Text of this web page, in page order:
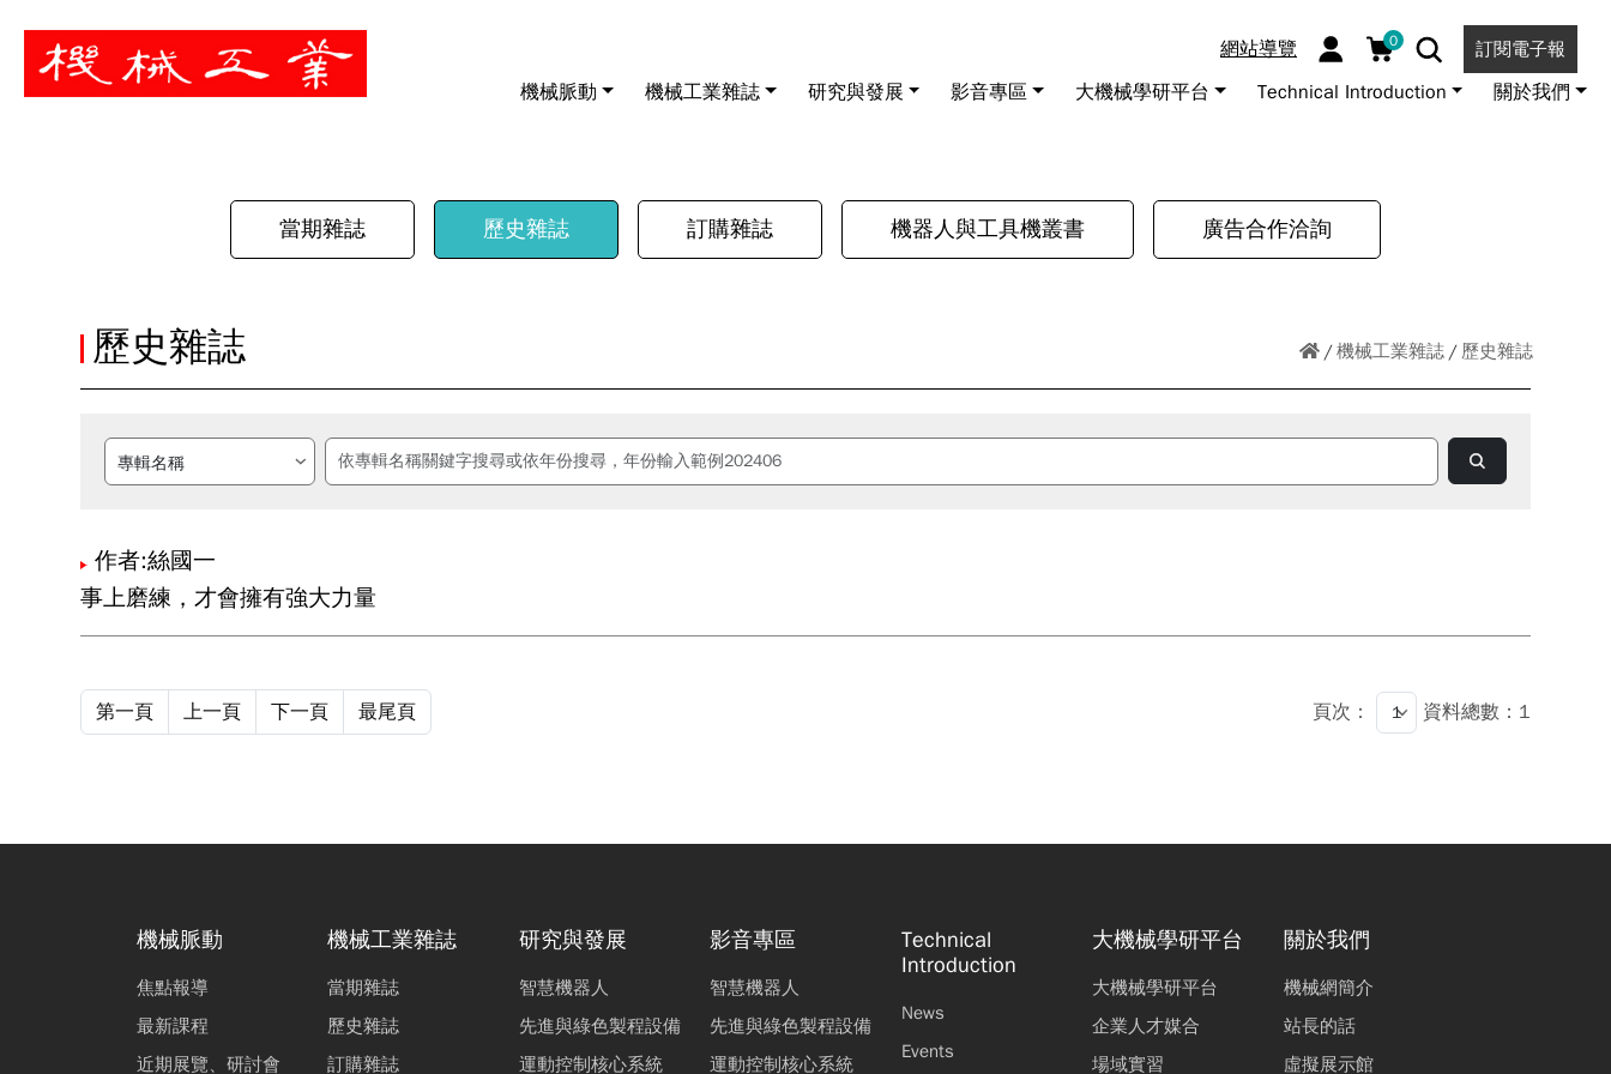
網站導覽 0 訂閱電子報
機械脈動 機械工業雜誌 研究與發展 影音專區 大機械學研平台 Technical Introduction 關於我們
暫停
當期雜誌 歷史雜誌 訂購雜誌 機器人與工具機叢書 廣告合作洽詢
機械工業雜誌 歷史雜誌
歷史雜誌
作者:絲國一
事上磨練，才會擁有強大力量
第一頁 上一頁 下一頁 最尾頁 頁次： 資料總數：1
機械脈動
焦點報導
最新課程
近期展覽、研討會
機械工業雜誌
當期雜誌
歷史雜誌
訂購雜誌
研究與發展
智慧機器人
先進與綠色製程設備
運動控制核心系統
影音專區
智慧機器人
先進與綠色製程設備
運動控制核心系統
Technical
Introduction
News
Events
大機械學研平台
大機械學研平台
企業人才媒合
場域實習
關於我們
機械網簡介
站長的話
虛擬展示館